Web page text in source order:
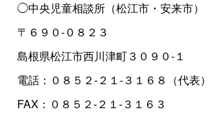
◯中央児童相談所（松江市・安来市）
〒６９０-０８２３
島根県松江市西川津町３０９０-１
電話：０８５２-２１-３１６８（代表）
FAX：０８５２-２１-３１６３